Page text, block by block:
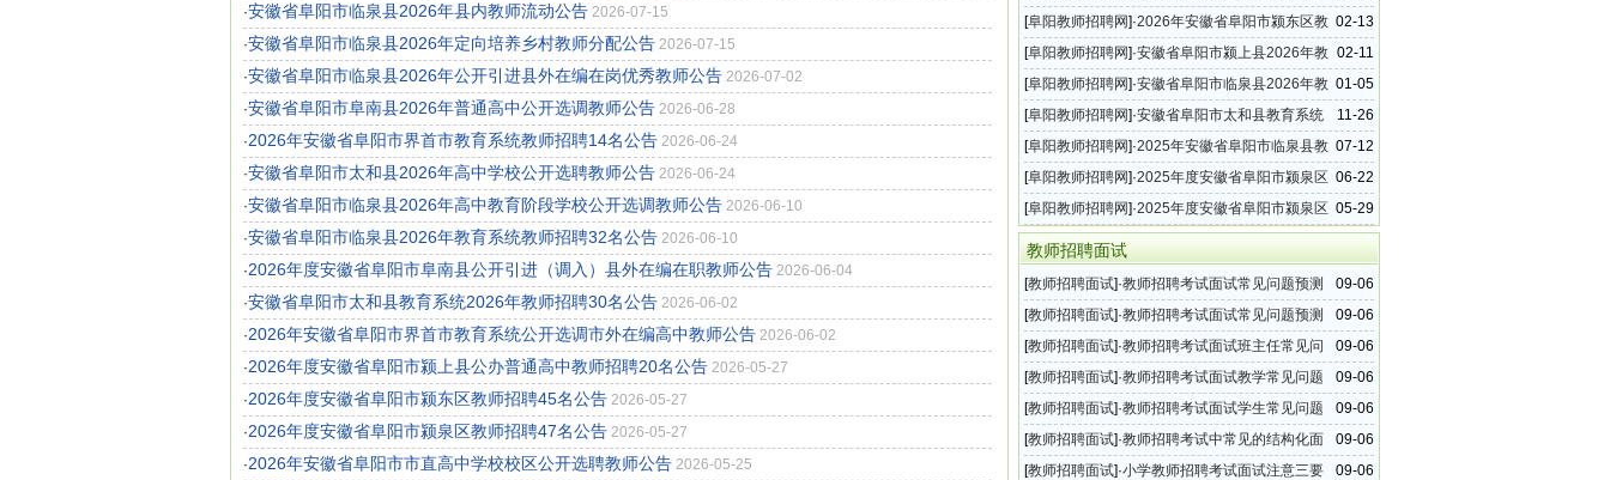
·安徽省阜阳市临泉县2026年县内教师流动公告 2026-07-15
·安徽省阜阳市临泉县2026年定向培养乡村教师分配公告 2026-07-15
·安徽省阜阳市临泉县2026年公开引进县外在编在岗优秀教师公告 2026-07-02
·安徽省阜阳市阜南县2026年普通高中公开选调教师公告 2026-06-28
·2026年安徽省阜阳市界首市教育系统教师招聘14名公告 2026-06-24
·安徽省阜阳市太和县2026年高中学校公开选聘教师公告 2026-06-24
·安徽省阜阳市临泉县2026年高中教育阶段学校公开选调教师公告 2026-06-10
·安徽省阜阳市临泉县2026年教育系统教师招聘32名公告 2026-06-10
·2026年度安徽省阜阳市阜南县公开引进（调入）县外在编在职教师公告 2026-06-04
·安徽省阜阳市太和县教育系统2026年教师招聘30名公告 2026-06-02
·2026年安徽省阜阳市界首市教育系统公开选调市外在编高中教师公告 2026-06-02
·2026年度安徽省阜阳市颍上县公办普通高中教师招聘20名公告 2026-05-27
·2026年度安徽省阜阳市颍东区教师招聘45名公告 2026-05-27
·2026年度安徽省阜阳市颍泉区教师招聘47名公告 2026-05-27
·2026年安徽省阜阳市市直高中学校校区公开选聘教师公告 2026-05-25
新任教师招聘114名公告
02-13
[阜阳教师招聘网]·2026年安徽省阜阳市颍东区教
师招聘公告
02-11
[阜阳教师招聘网]·安徽省阜阳市颍上县2026年教
师招聘15名公告
01-05
[阜阳教师招聘网]·安徽省阜阳市临泉县2026年教
师招聘18名公告
11-26
[阜阳教师招聘网]·安徽省阜阳市太和县教育系统
2025年教师招聘公告
07-12
[阜阳教师招聘网]·2025年安徽省阜阳市临泉县教
育系统教师招聘17名公告
06-22
[阜阳教师招聘网]·2025年度安徽省阜阳市颍泉区
教师招聘15名公告
05-29
[阜阳教师招聘网]·2025年度安徽省阜阳市颍泉区
教师招聘13名公告
教师招聘面试
09-06
[教师招聘面试]·教师招聘考试面试常见问题预测
二
09-06
[教师招聘面试]·教师招聘考试面试常见问题预测
一
09-06
[教师招聘面试]·教师招聘考试面试班主任常见问
题攻略
09-06
[教师招聘面试]·教师招聘考试面试教学常见问题
攻略
09-06
[教师招聘面试]·教师招聘考试面试学生常见问题
攻略
09-06
[教师招聘面试]·教师招聘考试中常见的结构化面
试试题
09-06
[教师招聘面试]·小学教师招聘考试面试注意三要